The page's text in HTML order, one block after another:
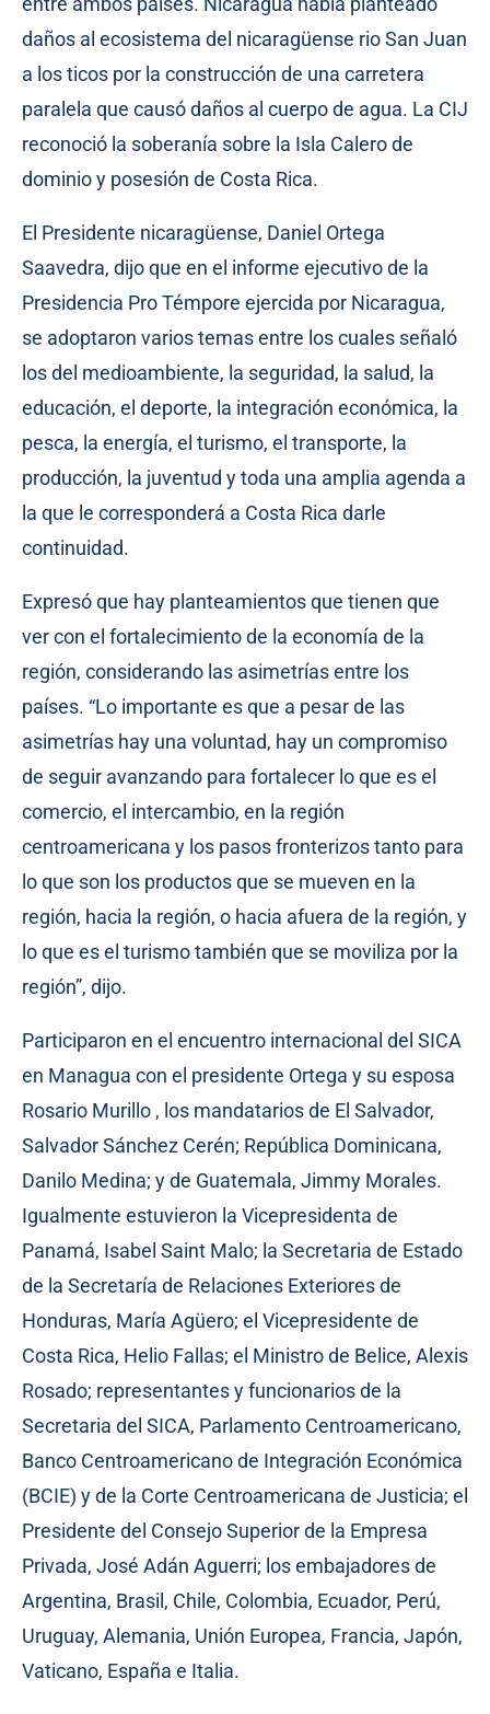
daños al ecosistema del nicaragüense rio San Juan
a los ticos por la construcción de una carretera
paralela que causó daños al cuerpo de agua. La CIJ
reconoció la soberanía sobre la Isla Calero de
dominio y posesión de Costa Rica.
El Presidente nicaragüense, Daniel Ortega
Saavedra, dijo que en el informe ejecutivo de la
Presidencia Pro Témpore ejercida por Nicaragua,
se adoptaron varios temas entre los cuales señaló
los del medioambiente, la seguridad, la salud, la
educación, el deporte, la integración económica, la
pesca, la energía, el turismo, el transporte, la
producción, la juventud y toda una amplia agenda a
la que le corresponderá a Costa Rica darle
continuidad.
Expresó que hay planteamientos que tienen que
ver con el fortalecimiento de la economía de la
región, considerando las asimetrías entre los
países. “Lo importante es que a pesar de las
asimetrías hay una voluntad, hay un compromiso
de seguir avanzando para fortalecer lo que es el
comercio, el intercambio, en la región
centroamericana y los pasos fronterizos tanto para
lo que son los productos que se mueven en la
región, hacia la región, o hacia afuera de la región, y
lo que es el turismo también que se moviliza por la
región”, dijo.
Participaron en el encuentro internacional del SICA
en Managua con el presidente Ortega y su esposa
Rosario Murillo , los mandatarios de El Salvador,
Salvador Sánchez Cerén; República Dominicana,
Danilo Medina; y de Guatemala, Jimmy Morales.
Igualmente estuvieron la Vicepresidenta de
Panamá, Isabel Saint Malo; la Secretaria de Estado
de la Secretaría de Relaciones Exteriores de
Honduras, María Agüero; el Vicepresidente de
Costa Rica, Helio Fallas; el Ministro de Belice, Alexis
Rosado; representantes y funcionarios de la
Secretaria del SICA, Parlamento Centroamericano,
Banco Centroamericano de Integración Económica
(BCIE) y de la Corte Centroamericana de Justicia; el
Presidente del Consejo Superior de la Empresa
Privada, José Adán Aguerri; los embajadores de
Argentina, Brasil, Chile, Colombia, Ecuador, Perú,
Uruguay, Alemania, Unión Europea, Francia, Japón,
Vaticano, España e Italia.